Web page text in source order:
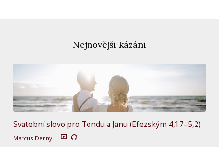
Nejnovější kázání
Svatební slovo pro Tondu a Janu (Efezským 4,17–5,2)
Marcus Denny